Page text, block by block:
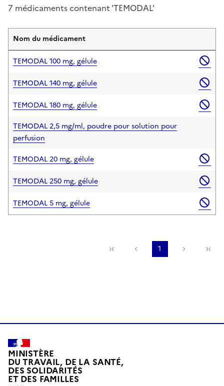
7 médicaments contenant 'TEMODAL'
Nom du médicament
TEMODAL 100 mg, gélule
TEMODAL 140 mg, gélule
TEMODAL 180 mg, gélule
TEMODAL 2,5 mg/ml, poudre pour solution pour
perfusion
TEMODAL 20 mg, gélule
TEMODAL 250 mg, gélule
TEMODAL 5 mg, gélule
Première pagePage précédente
1 Page
MINISTÈRE
DU TRAVAIL, DE LA SANTÉ,
DES SOLIDARITÉS
ET DES FAMILLES